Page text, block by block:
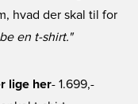
hvad der skal til for
en t-shirt."
lige her- 1.699,-